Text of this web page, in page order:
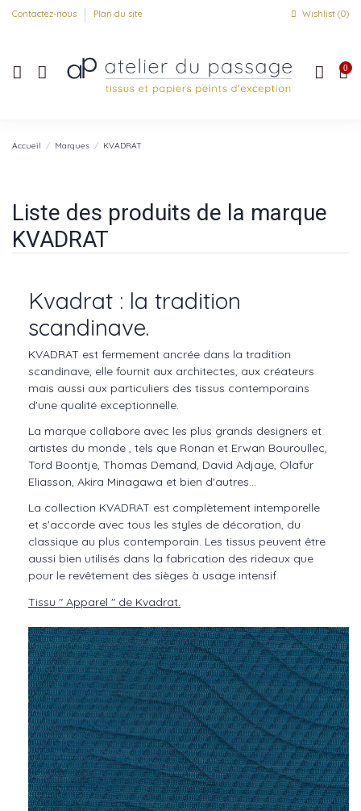
Contactez-nous Plan du site Wishlist (0)
0
Accueil Marques KVADRAT
Liste des produits de la marque
KVADRAT
Kvadrat : la tradition
scandinave.
KVADRAT est fermement ancrée dans la tradition
scandinave, elle fournit aux architectes, aux créateurs
mais aussi aux particuliers des tissus contemporains
d'une qualité exceptionnelle.
La marque collabore avec les plus grands designers et
artistes du monde , tels que Ronan et Erwan Bouroullec,
Tord Boontje, Thomas Demand, David Adjaye, Olafur
Eliasson, Akira Minagawa et bien d'autres...
La collection KVADRAT est complètement intemporelle
et s'accorde avec tous les styles de décoration, du
classique au plus contemporain. Les tissus peuvent être
aussi bien utilisés dans la fabrication des rideaux que
pour le revêtement des sièges à usage intensif.
Tissu " Apparel " de Kvadrat.